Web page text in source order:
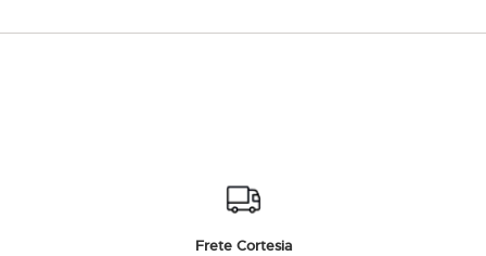
Frete Cortesia